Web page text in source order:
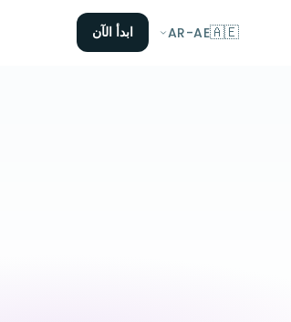
🇦🇪
AR-AE ابدأ الآن